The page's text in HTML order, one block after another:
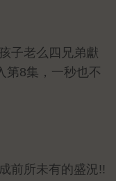
子老么四兄弟獻
第8集，一秒也不
前所未有的盛況!!